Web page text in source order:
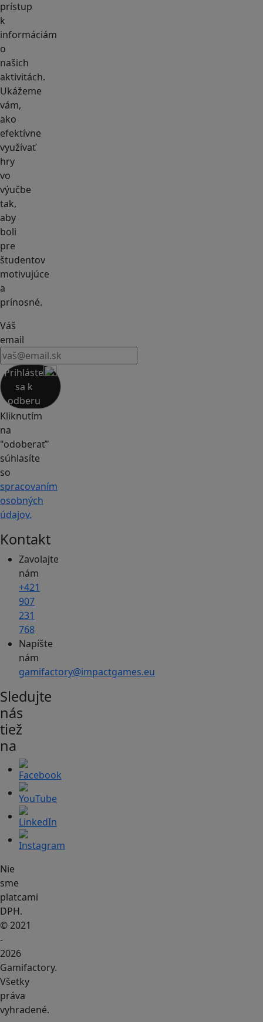
prístup
k
informáciám
o
našich
aktivitách.
Ukážeme
vám,
ako
efektívne
využívať
hry
vo
výučbe
tak,
aby
boli
pre
študentov
motivujúce
a
prínosné.
Váš
email
Prihláste
sa k
odberu
Kliknutím
na
"odoberať"
súhlasíte
so
spracovaním
osobných
údajov.
Kontakt
Zavolajte
nám
+421
907
231
768
Napíšte
nám
gamifactory@impactgames.eu
Sledujte
nás
tiež
na
Nie
sme
platcami
DPH.
© 2021
-
2026
Gamifactory.
Všetky
práva
vyhradené.